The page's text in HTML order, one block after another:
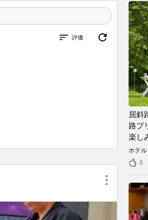
評価
屈斜
路プ
楽し
ホテ
5